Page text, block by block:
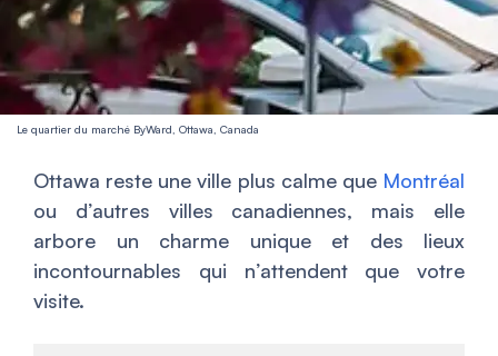
Le quartier du marché ByWard, Ottawa, Canada
Ottawa reste une ville plus calme que Montréal
ou d’autres villes canadiennes, mais elle
arbore un charme unique et des lieux
incontournables qui n’attendent que votre
visite.